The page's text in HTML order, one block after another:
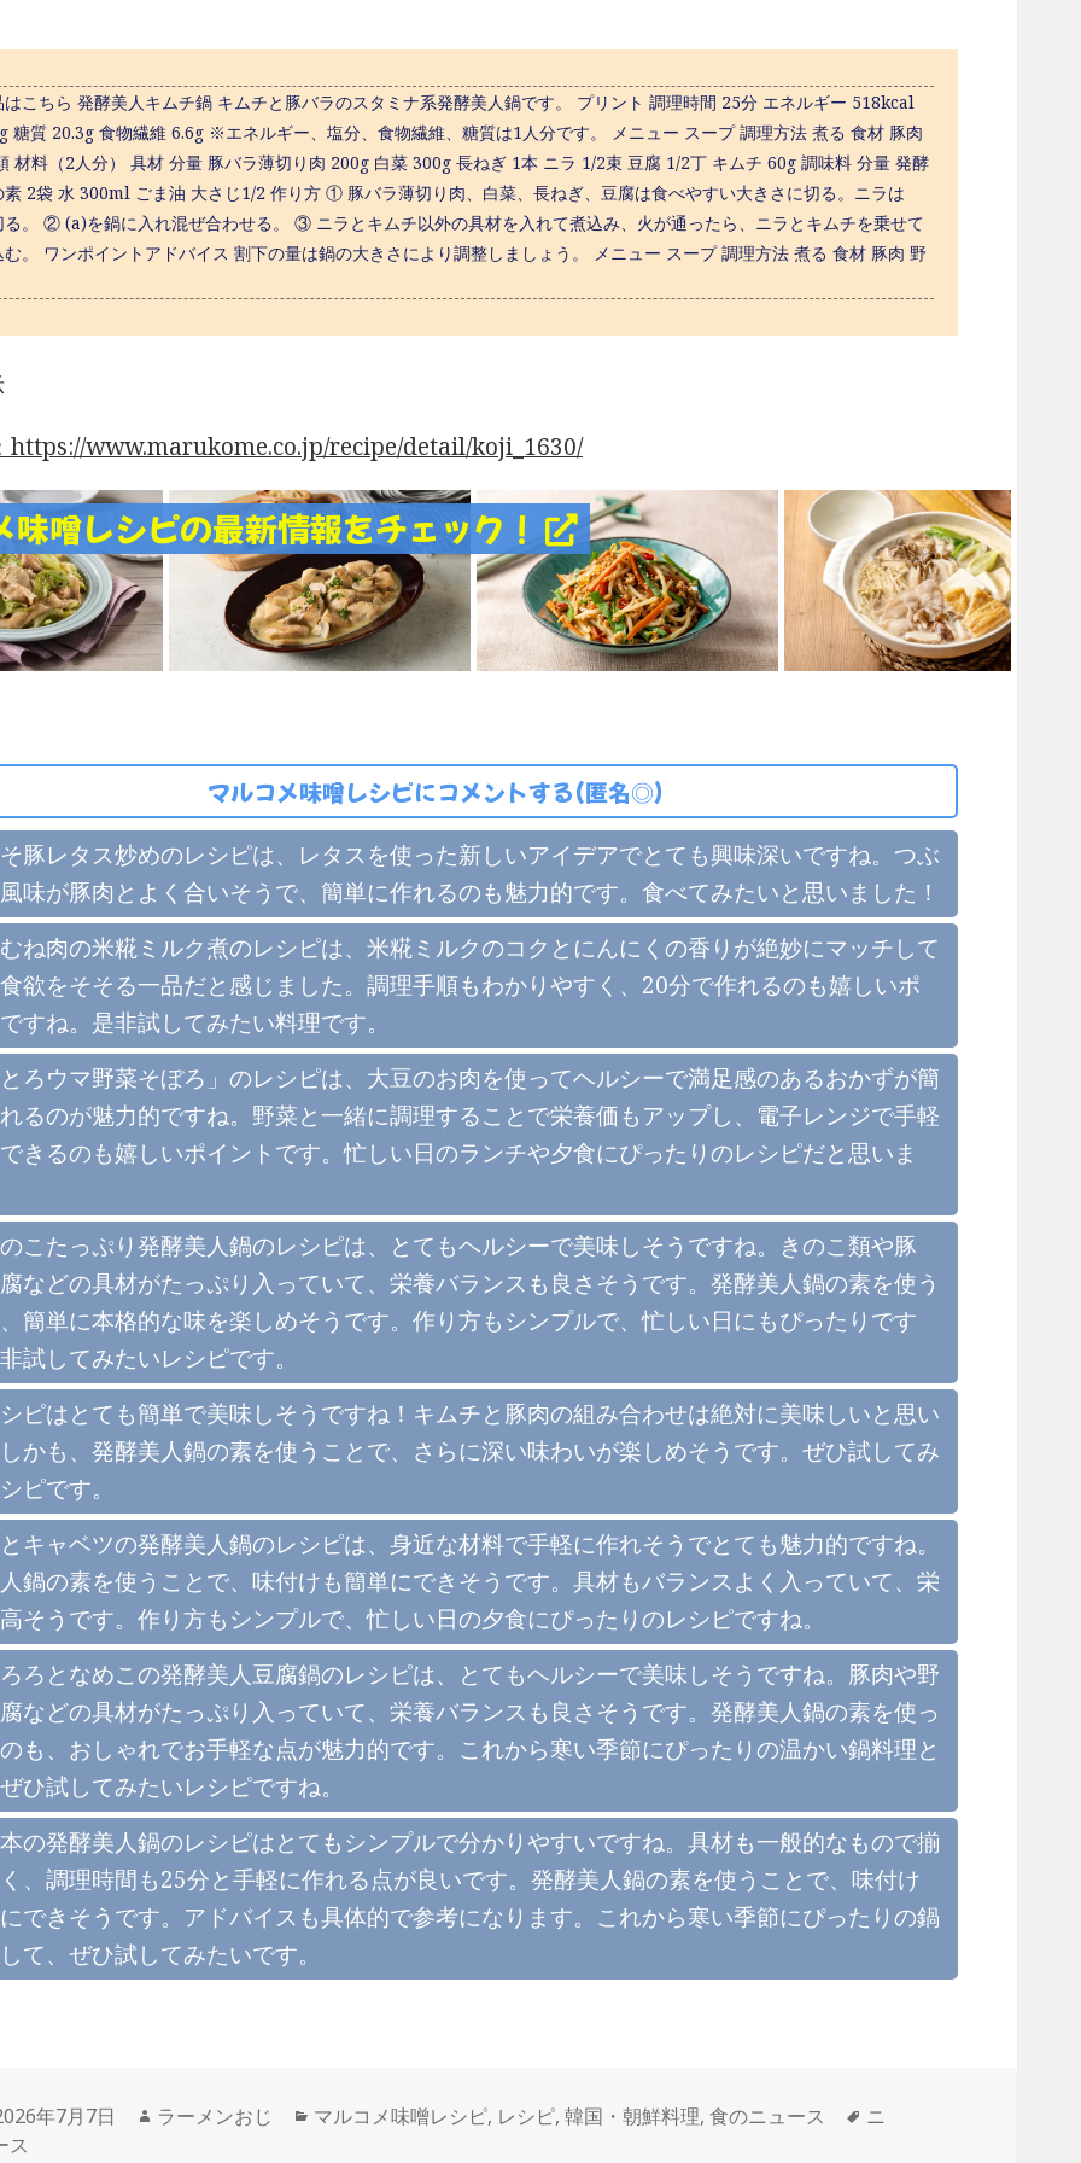
はこちら 発酵美人キムチ鍋 キムチと豚バラのスタミナ系発酵美人鍋です。 プリント 調理時間 25分 エネルギー 518kcal
糖質 20.3g 食物繊維 6.6g ※エネルギー、塩分、食物繊維、糖質は1人分です。 メニュー スープ 調理方法 煮る 食材 豚肉
材料（2人分） 具材 分量 豚バラ薄切り肉 200g 白菜 300g 長ねぎ 1本 ニラ 1/2束 豆腐 1/2丁 キムチ 60g 調味料 分量 発酵
素 2袋 水 300ml ごま油 大さじ1/2 作り方 ① 豚バラ薄切り肉、白菜、長ねぎ、豆腐は食べやすい大きさに切る。ニラは
。 ② (a)を鍋に入れ混ぜ合わせる。 ③ ニラとキムチ以外の具材を入れて煮込み、火が通ったら、ニラとキムチを乗せて
。 ワンポイントアドバイス 割下の量は鍋の大きさにより調整しましょう。 メニュー スープ 調理方法 煮る 食材 豚肉 野
https://www.marukome.co.jp/recipe/detail/koji_1630/
味噌レシピの最新情報をチェック！
マルコメ味噌レシピにコメントする(匿名◎)
豚レタス炒めのレシピは、レタスを使った新しいアイデアでとても興味深いですね。つぶ
味が豚肉とよく合いそうで、簡単に作れるのも魅力的です。食べてみたいと思いました！
ね肉の米糀ミルク煮のレシピは、米糀ミルクのコクとにんにくの香りが絶妙にマッチして
欲をそそる一品だと感じました。調理手順もわかりやすく、20分で作れるのも嬉しいポ
すね。是非試してみたい料理です。
ろウマ野菜そぼろ」のレシピは、大豆のお肉を使ってヘルシーで満足感のあるおかずが簡
るのが魅力的ですね。野菜と一緒に調理することで栄養価もアップし、電子レンジで手軽
きるのも嬉しいポイントです。忙しい日のランチや夕食にぴったりのレシピだと思いま
こたっぷり発酵美人鍋のレシピは、とてもヘルシーで美味しそうですね。きのこ類や豚
などの具材がたっぷり入っていて、栄養バランスも良さそうです。発酵美人鍋の素を使う
簡単に本格的な味を楽しめそうです。作り方もシンプルで、忙しい日にもぴったりです
試してみたいレシピです。
ピはとても簡単で美味しそうですね！キムチと豚肉の組み合わせは絶対に美味しいと思い
かも、発酵美人鍋の素を使うことで、さらに深い味わいが楽しめそうです。ぜひ試してみ
ピです。
キャベツの発酵美人鍋のレシピは、身近な材料で手軽に作れそうでとても魅力的ですね。
鍋の素を使うことで、味付けも簡単にできそうです。具材もバランスよく入っていて、栄
そうです。作り方もシンプルで、忙しい日の夕食にぴったりのレシピですね。
ろとなめこの発酵美人豆腐鍋のレシピは、とてもヘルシーで美味しそうですね。豚肉や野
などの具材がたっぷり入っていて、栄養バランスも良さそうです。発酵美人鍋の素を使っ
も、おしゃれでお手軽な点が魅力的です。これから寒い季節にぴったりの温かい鍋料理と
ひ試してみたいレシピですね。
の発酵美人鍋のレシピはとてもシンプルで分かりやすいですね。具材も一般的なもので揃
、調理時間も25分と手軽に作れる点が良いです。発酵美人鍋の素を使うことで、味付け
できそうです。アドバイスも具体的で参考になります。これから寒い季節にぴったりの鍋
て、ぜひ試してみたいです。
年7月7日
作
ラーメンおじ
カ
マルコメ味噌レシピ, レシピ,韓国・朝鮮料理,食のニュース
タ
ニ
ス